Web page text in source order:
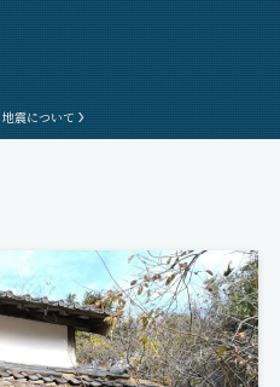
地震について